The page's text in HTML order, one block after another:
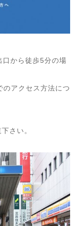
から徒歩5分の場
アクセス方法につ
さい。